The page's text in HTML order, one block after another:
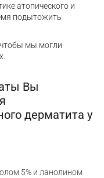
атопического и
подытожить
чтобы мы могли
Вы
дерматита у
5% и ланолином